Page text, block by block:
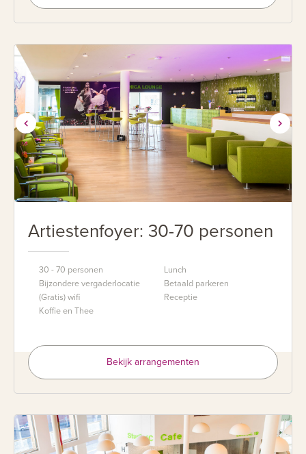
Artiestenfoyer: 30-70 personen
30 - 70 personen
Bijzondere vergaderlocatie
(Gratis) wifi
Koffie en Thee
Lunch
Betaald parkeren
Receptie
Bekijk arrangementen